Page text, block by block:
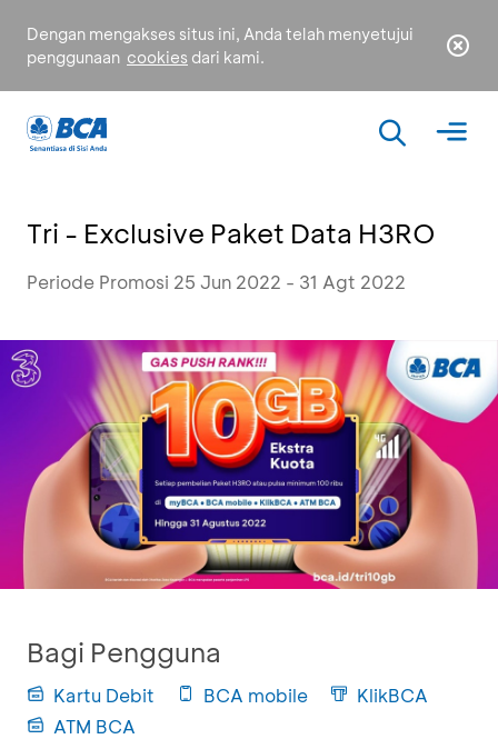
Dengan mengakses situs ini, Anda telah menyetujui
penggunaan cookies dari kami.
Tri - Exclusive Paket Data H3RO
Periode Promosi 25 Jun 2022 - 31 Agt 2022
Bagi Pengguna
Kartu Debit BCA mobile
KlikBCA
ATM BCA